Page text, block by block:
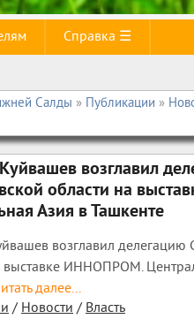
Справка ☰
Салды » Публикации »
возглавил
области на
Азия в Ташкенте
возглавил делегацию
выставке ИННОПРОМ.
далее...
/ Новости/ Власть